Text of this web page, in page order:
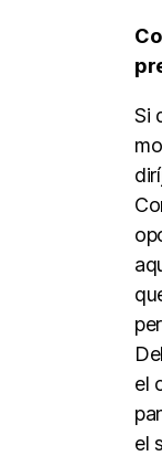
Si
el
el